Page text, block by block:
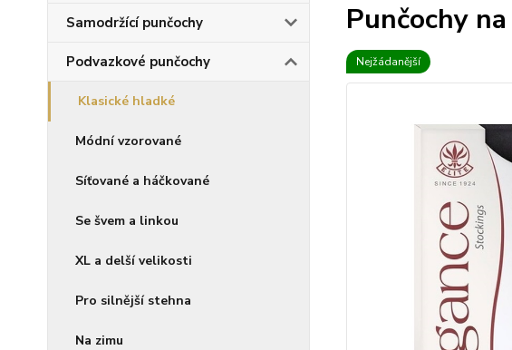
Samodržící punčochy
Podvazkové punčochy
Klasické hladké
Módní vzorované
Síťované a háčkované
Se švem a linkou
XL a delší velikosti
Pro silnější stehna
Na zimu
Punčochy
Nejžádanější